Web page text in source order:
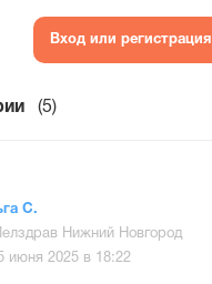
Вход или регистрация
(5)
С.
Нижний Новгород
июня 2025 в 18:22